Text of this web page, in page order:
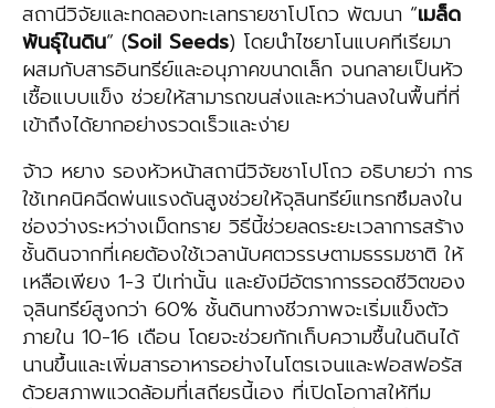
สถานีวิจัยและทดลองทะเลทรายชาโปโถว พัฒนา “เมล็ด
พันธุ์ในดิน” (Soil Seeds) โดยนำไซยาโนแบคทีเรียมา
ผสมกับสารอินทรีย์และอนุภาคขนาดเล็ก จนกลายเป็นหัว
เชื้อแบบแข็ง ช่วยให้สามารถขนส่งและหว่านลงในพื้นที่ที่
เข้าถึงได้ยากอย่างรวดเร็วและง่าย
จ้าว หยาง รองหัวหน้าสถานีวิจัยชาโปโถว อธิบายว่า การ
ใช้เทคนิคฉีดพ่นแรงดันสูงช่วยให้จุลินทรีย์แทรกซึมลงใน
ช่องว่างระหว่างเม็ดทราย วิธีนี้ช่วยลดระยะเวลาการสร้าง
ชั้นดินจากที่เคยต้องใช้เวลานับศตวรรษตามธรรมชาติ ให้
เหลือเพียง 1-3 ปีเท่านั้น และยังมีอัตราการรอดชีวิตของ
จุลินทรีย์สูงกว่า 60% ชั้นดินทางชีวภาพจะเริ่มแข็งตัว
ภายใน 10-16 เดือน โดยจะช่วยกักเก็บความชื้นในดินได้
นานขึ้นและเพิ่มสารอาหารอย่างไนโตรเจนและฟอสฟอรัส
ด้วยสภาพแวดล้อมที่เสถียรนี้เอง ที่เปิดโอกาสให้ทีม